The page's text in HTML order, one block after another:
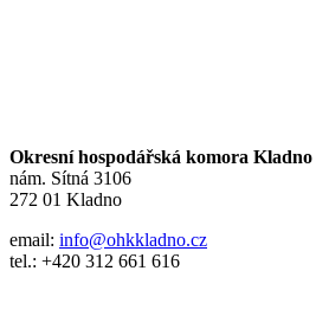
Okresní hospodářská komora Kladno
nám. Sítná 3106
272 01 Kladno
email: info@ohkkladno.cz
tel.: +420 312 661 616